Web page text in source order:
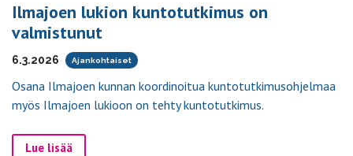
Ilmajoen lukion kuntotutkimus on
valmistunut
6.3.2026 Ajankohtaiset
Osana Ilmajoen kunnan koordinoitua kuntotutkimusohjelmaa
myös Ilmajoen lukioon on tehty kuntotutkimus.
Lue lisää